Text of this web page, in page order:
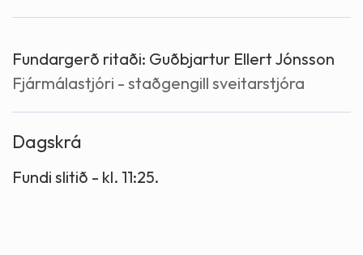
Fundargerð ritaði: Guðbjartur Ellert Jónsson
Fjármálastjóri - staðgengill sveitarstjóra
Dagskrá
Fundi slitið - kl. 11:25.